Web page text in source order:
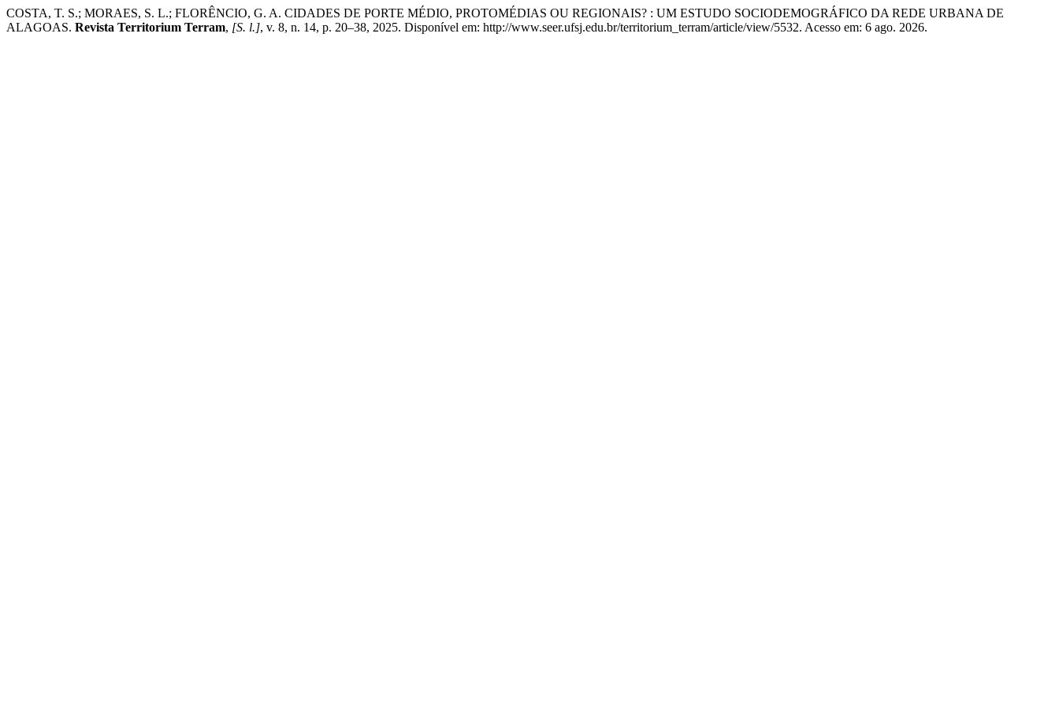
COSTA, T. S.; MORAES, S. L.; FLORÊNCIO, G. A. CIDADES DE PORTE MÉDIO, PROTOMÉDIAS OU REGIONAIS? : UM ESTUDO SOCIODEMOGRÁFICO DA REDE URBANA DE
ALAGOAS. Revista Territorium Terram, [S. l.], v. 8, n. 14, p. 20–38, 2025. Disponível em: http://www.seer.ufsj.edu.br/territorium_terram/article/view/5532. Acesso em: 6 ago. 2026.